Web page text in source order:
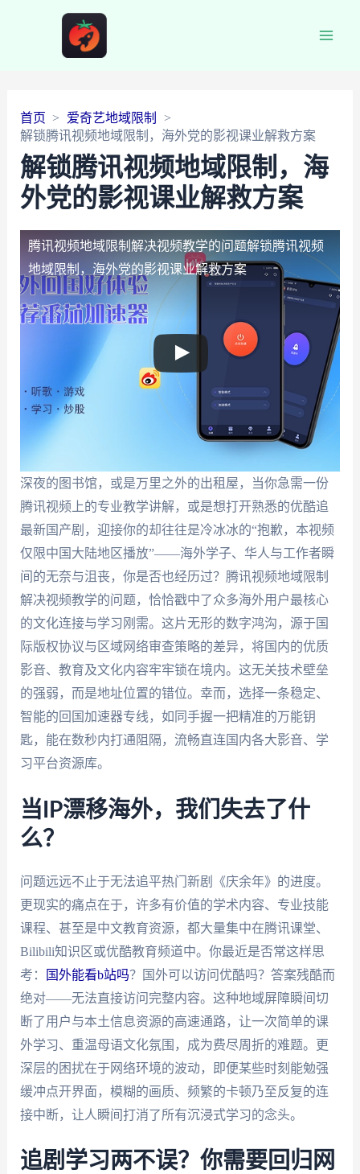
首页
爱奇艺地域限制
解锁腾讯视频地域限制，海外党的影视课业解救方案
解锁腾讯视频地域限制，海
外党的影视课业解救方案
腾讯视频地域限制解决视频教学的问题解锁腾讯视频
地域限制，海外党的影视课业解救方案
深夜的图书馆，或是万里之外的出租屋，当你急需一份
腾讯视频上的专业教学讲解，或是想打开熟悉的优酷追
最新国产剧，迎接你的却往往是冷冰冰的“抱歉，本视频
仅限中国大陆地区播放”——海外学子、华人与工作者瞬
间的无奈与沮丧，你是否也经历过？腾讯视频地域限制
解决视频教学的问题，恰恰戳中了众多海外用户最核心
的文化连接与学习刚需。这片无形的数字鸿沟，源于国
际版权协议与区域网络审查策略的差异，将国内的优质
影音、教育及文化内容牢牢锁在境内。这无关技术壁垒
的强弱，而是地址位置的错位。幸而，选择一条稳定、
智能的回国加速器专线，如同手握一把精准的万能钥
匙，能在数秒内打通阻隔，流畅直连国内各大影音、学
习平台资源库。
当IP漂移海外，我们失去了什
么？
问题远远不止于无法追平热门新剧《庆余年》的进度。
更现实的痛点在于，许多有价值的学术内容、专业技能
课程、甚至是中文教育资源，都大量集中在腾讯课堂、
Bilibili知识区或优酷教育频道中。你最近是否常这样思
考：
国外能看b站吗？国外可以访问优酷吗？答案残酷而
绝对——无法直接访问完整内容。这种地域屏障瞬间切
断了用户与本土信息资源的高速通路，让一次简单的课
外学习、重温母语文化氛围，成为费尽周折的难题。更
深层的困扰在于网络环境的波动，即便某些时刻能勉强
缓冲点开界面，模糊的画质、频繁的卡顿乃至反复的连
接中断，让人瞬间打消了所有沉浸式学习的念头。
追剧学习两不误？你需要回归网